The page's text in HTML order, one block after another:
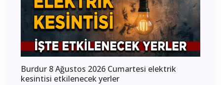
Burdur 8 Ağustos 2026 Cumartesi elektrik
kesintisi etkilenecek yerler